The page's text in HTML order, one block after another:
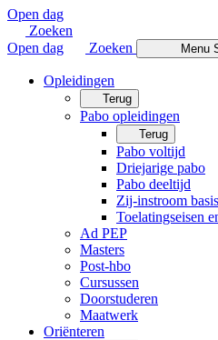
Open dag
Zoeken
Open dag
Zoeken Menu
Opleidingen
Terug
Pabo opleidingen
Terug
Pabo voltijd
Driejarige pabo
Pabo deeltijd
Zij-instroom
Toelatingseisen
Ad PEP
Masters
Post-hbo
Cursussen
Doorstuderen
Maatwerk
Oriënteren